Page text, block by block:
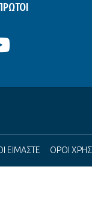
ΕΙΜΑΣΤΕ ΟΡΟΙ